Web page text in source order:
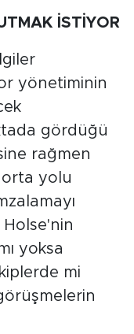
İSTİYOR
yönetiminin
gördüğü
rağmen
orta yolu
yoksa
mi